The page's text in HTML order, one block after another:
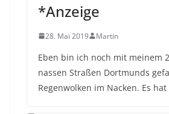
*Anzeige
28. Mai 2019 Martin
Eben bin ich noch mit meinem
nassen Straßen Dortmunds
Regenwolken im Nacken. Es